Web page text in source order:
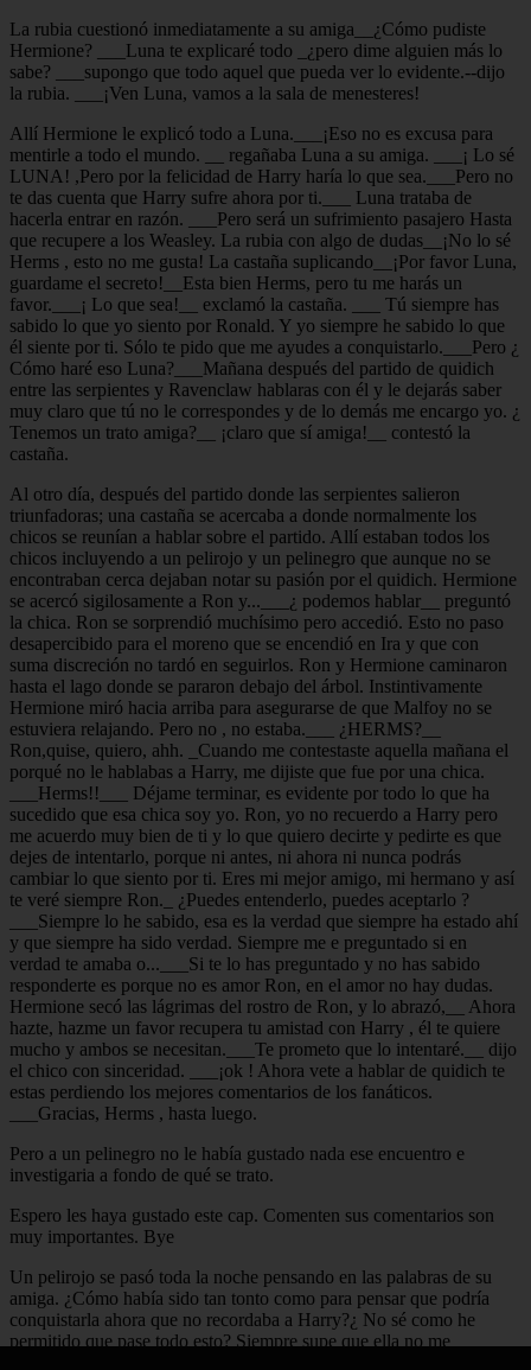
La rubia cuestionó inmediatamente a su amiga__¿Cómo pudiste
Hermione? ___Luna te explicaré todo _¿pero dime alguien más lo
sabe? ___supongo que todo aquel que pueda ver lo evidente.--dijo
la rubia. ___¡Ven Luna, vamos a la sala de menesteres!
Allí Hermione le explicó todo a Luna.___¡Eso no es excusa para
mentirle a todo el mundo. __ regañaba Luna a su amiga. ___¡ Lo sé
LUNA! ,Pero por la felicidad de Harry haría lo que sea.___Pero no
te das cuenta que Harry sufre ahora por ti.___ Luna trataba de
hacerla entrar en razón. ___Pero será un sufrimiento pasajero Hasta
que recupere a los Weasley. La rubia con algo de dudas__¡No lo sé
Herms , esto no me gusta! La castaña suplicando__¡Por favor Luna,
guardame el secreto!__Esta bien Herms, pero tu me harás un
favor.___¡ Lo que sea!__ exclamó la castaña. ___ Tú siempre has
sabido lo que yo siento por Ronald. Y yo siempre he sabido lo que
él siente por ti. Sólo te pido que me ayudes a conquistarlo.___Pero ¿
Cómo haré eso Luna?___Mañana después del partido de quidich
entre las serpientes y Ravenclaw hablaras con él y le dejarás saber
muy claro que tú no le correspondes y de lo demás me encargo yo. ¿
Tenemos un trato amiga?__ ¡claro que sí amiga!__ contestó la
castaña.
Al otro día, después del partido donde las serpientes salieron
triunfadoras; una castaña se acercaba a donde normalmente los
chicos se reunían a hablar sobre el partido. Allí estaban todos los
chicos incluyendo a un pelirojo y un pelinegro que aunque no se
encontraban cerca dejaban notar su pasión por el quidich. Hermione
se acercó sigilosamente a Ron y...___¿ podemos hablar__ preguntó
la chica. Ron se sorprendió muchísimo pero accedió. Esto no paso
desapercibido para el moreno que se encendió en Ira y que con
suma discreción no tardó en seguirlos. Ron y Hermione caminaron
hasta el lago donde se pararon debajo del árbol. Instintivamente
Hermione miró hacia arriba para asegurarse de que Malfoy no se
estuviera relajando. Pero no , no estaba.___ ¿HERMS?__
Ron,quise, quiero, ahh. _Cuando me contestaste aquella mañana el
porqué no le hablabas a Harry, me dijiste que fue por una chica.
___Herms!!___ Déjame terminar, es evidente por todo lo que ha
sucedido que esa chica soy yo. Ron, yo no recuerdo a Harry pero
me acuerdo muy bien de ti y lo que quiero decirte y pedirte es que
dejes de intentarlo, porque ni antes, ni ahora ni nunca podrás
cambiar lo que siento por ti. Eres mi mejor amigo, mi hermano y así
te veré siempre Ron._ ¿Puedes entenderlo, puedes aceptarlo ?
___Siempre lo he sabido, esa es la verdad que siempre ha estado ahí
y que siempre ha sido verdad. Siempre me e preguntado si en
verdad te amaba o...___Si te lo has preguntado y no has sabido
responderte es porque no es amor Ron, en el amor no hay dudas.
Hermione secó las lágrimas del rostro de Ron, y lo abrazó,__ Ahora
hazte, hazme un favor recupera tu amistad con Harry , él te quiere
mucho y ambos se necesitan.___Te prometo que lo intentaré.__ dijo
el chico con sinceridad. ___¡ok ! Ahora vete a hablar de quidich te
estas perdiendo los mejores comentarios de los fanáticos.
___Gracias, Herms , hasta luego.
Pero a un pelinegro no le había gustado nada ese encuentro e
investigaria a fondo de qué se trato.
Espero les haya gustado este cap. Comenten sus comentarios son
muy importantes. Bye
Un pelirojo se pasó toda la noche pensando en las palabras de su
amiga. ¿Cómo había sido tan tonto como para pensar que podría
conquistarla ahora que no recordaba a Harry?¿ No sé como he
permitido que pase todo esto? Siempre supe que ella no me